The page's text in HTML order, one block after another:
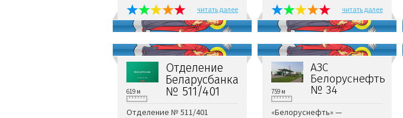
читать далее читать далее
Отделение
Беларусбанка
№ 511/401
619 м
Отделение № 511/401
АЗС
Белоруснефть
№ 34
759 м
«Белоруснефть» —